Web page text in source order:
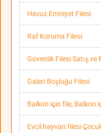
Havuz Emniyet Filesi
Raf Koruma Filesi
Güvenlik Filesi Satış
Galeri Boşluğu Filesi
Balkon için file, Balkon
Evcil hayvan filesi